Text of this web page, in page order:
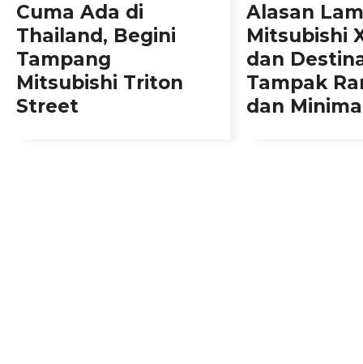
Cuma Ada di
Thailand, Begini
Tampang
Mitsubishi Triton
Street
Alasan
Mitsubishi
dan
Tampak
dan